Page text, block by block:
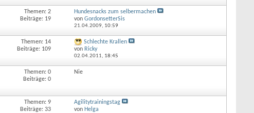
Themen: 2
Beiträge: 19
Hundesnacks zum selbermachen
von GordonsetterSis
21.04.2009, 10:59
Themen: 14
Beiträge: 109
Schlechte Krallen
von Ricky
02.04.2011, 18:45
Themen: 0
Beiträge: 0
Nie
Themen: 9
Beiträge: 33
Agilitytrainingstag
von Helga